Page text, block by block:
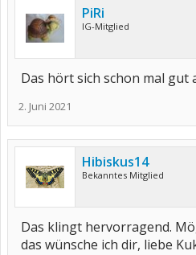
PiRi
IG-Mitglied
Das hört sich schon mal gut
2. Juni 2021
Hibiskus14
Bekanntes Mitglied
Das klingt hervorragend.
das wünsche ich dir, liebe